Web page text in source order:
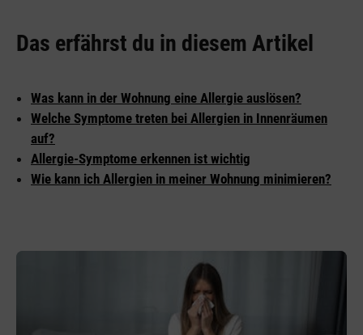
Das erfährst du in diesem Artikel
Was kann in der Wohnung eine Allergie auslösen?
Welche Symptome treten bei Allergien in Innenräumen
auf?
Allergie-Symptome erkennen ist wichtig
Wie kann ich Allergien in meiner Wohnung minimieren?